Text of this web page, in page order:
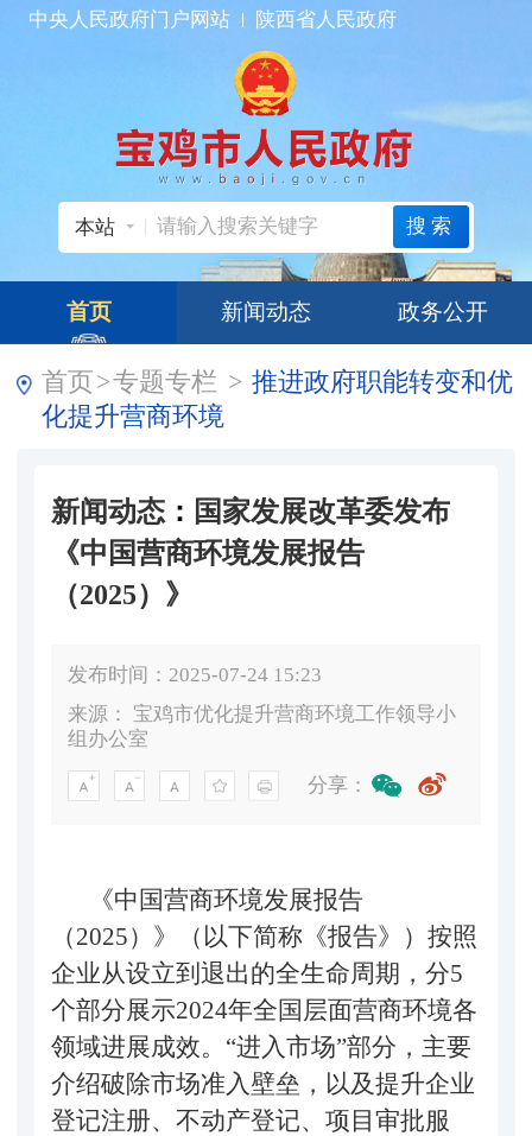
中央人民政府门户网站 陕西省人民政府
本站 搜索
首页 新闻动态 政务公开
首页>专题专栏 > 推进政府职能转变和优
化提升营商环境
新闻动态 ： 国家发展改革委发布
《中国营商环境发展报告
（2025）》
发布时间：2025-07-24 15:23
来源： 宝鸡市优化提升营商环境工作领导小
组办公室
分享：
《中国营商环境发展报告
（2025）》（以下简称《报告》）按照
企业从设立到退出的全生命周期，分5
个部分展示2024年全国层面营商环境各
领域进展成效。“进入市场”部分，主要
介绍破除市场准入壁垒，以及提升企业
登记注册、不动产登记、项目审批服